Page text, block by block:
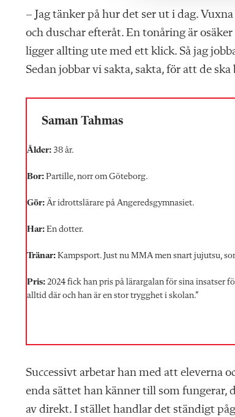
– Jag tänker på hur det ser ut i dag.
och duschar efteråt. En tonåring är
ligger allting ute med ett klick. Så jag
Sedan jobbar vi sakta, sakta, för att de
Saman Tahmas
Ålder: 38 år.
Bor: Partille, norr om Göteborg.
Gör: Är idrottslärare på Angeredsgymnasiet.
Har: En dotter.
Tränar: Kampsport. Just nu MMA men snart jujutsu,
Pris: 2024 fick han pris på lärargalan för sina insatser
alltid där och han är en stor trygghet i skolan.”
Successivt arbetar han med att eleverna
enda sättet han känner till som fungerar,
av direkt. I stället handlar det ständigt